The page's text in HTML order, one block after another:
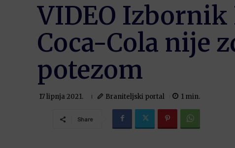
VIDEO Izbornik
Coca-Cola nije
potezom
17 lipnja 2021. Braniteljski portal 1 min.
Share